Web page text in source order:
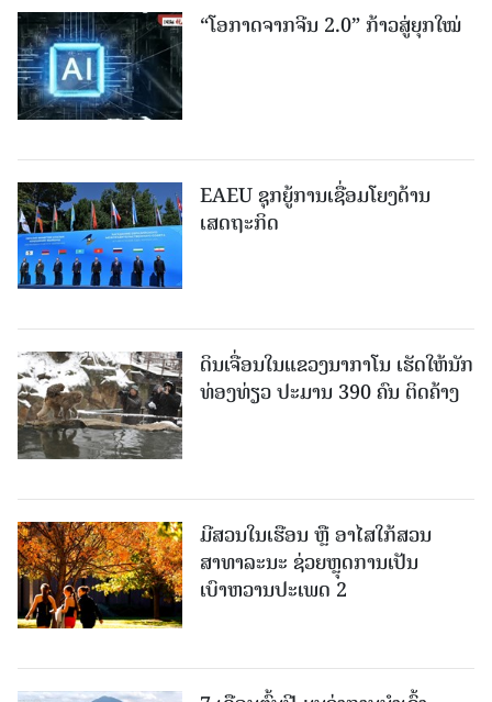
“ໂອກາດຈາກຈີນ 2.0” ກ້າວສູ່ຍຸກໃໝ່
EAEU ຊຸກຍູ້ການເຊື່ອມໂຍງດ້ານ
ເສດຖະກິດ
ດິນເຈື່ອນໃນແຂວງນາກາໂນ ເຮັດໃຫ້ນັກ
ທ່ອງທ່ຽວ ປະມານ 390 ຄົນ ຕິດຄ້າງ
ມີສວນໃນເຮືອນ ຫຼື ອາໄສໃກ້ສວນ
ສາທາລະນະ ຊ່ວຍຫຼຸດການເປັນ
ເບົາຫວານປະເພດ 2